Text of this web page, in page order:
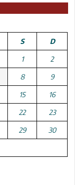
S D
1 2
8 9
15 16
22 23
29 30